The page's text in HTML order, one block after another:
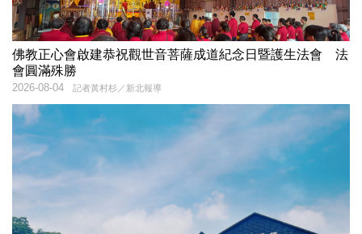
佛教正心會啟建恭祝觀世音菩薩成道紀念日暨護生法會 法
會圓滿殊勝
記者黃村杉／新北報導
2026-08-04